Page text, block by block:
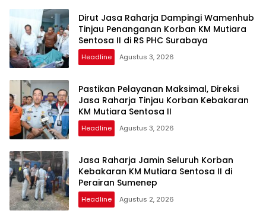
Dirut Jasa Raharja Dampingi Wamenhub
Tinjau Penanganan Korban KM Mutiara
Sentosa II di RS PHC Surabaya
Headline Agustus 3, 2026
Pastikan Pelayanan Maksimal, Direksi
Jasa Raharja Tinjau Korban Kebakaran
KM Mutiara Sentosa II
Headline Agustus 3, 2026
Jasa Raharja Jamin Seluruh Korban
Kebakaran KM Mutiara Sentosa II di
Perairan Sumenep
Headline Agustus 2, 2026